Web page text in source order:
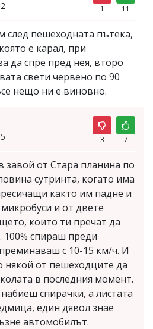
1 11
след пешеходната пътека,
е карал, при
да спре пред нея, второ
свети червено по 90
нещо ни е виновно.
3 7
завой от Стара планина по
сутринта, когато има
както им падне и
и от двете
които ти пречат да
спираш преди
с 10-15 км/ч. И
някой от пешеходците да
в последния момент.
спирачки, а листата
един дявол знае
автомобилът.